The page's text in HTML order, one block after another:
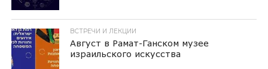
ВСТРЕЧИ И ЛЕКЦИИ
Август в Рамат-Ганском музее
израильского искусства